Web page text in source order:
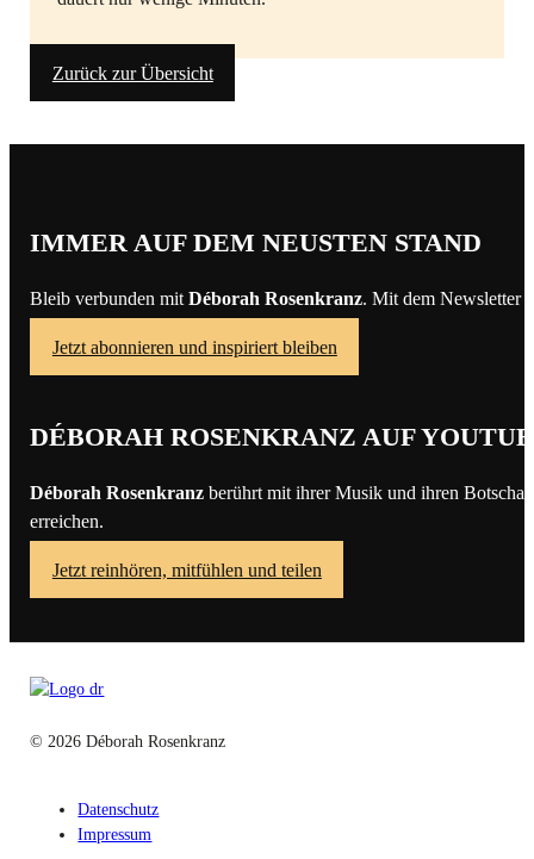
Zurück zur Übersicht
IMMER AUF DEM NEUSTEN STAND
Bleib verbunden mitDéborah Rosenkranz. Mit dem Newsletter
Jetzt abonnieren und inspiriert bleiben
DÉBORAH ROSENKRANZ AUF
Déborah Rosenkranz berührt mit ihrer Musik und ihren
erreichen.
Jetzt reinhören, mitfühlen und teilen
© 2026 Déborah Rosenkranz
Datenschutz
Impressum